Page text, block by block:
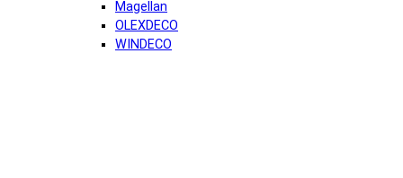
Magellan
OLEXDECO
WINDECO